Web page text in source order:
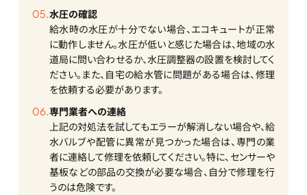
水圧の確認
給水時の水圧が十分でない場合、エコキュートが正常
に動作しません。水圧が低いと感じた場合は、地域の水
道局に問い合わせるか、水圧調整器の設置を検討してく
ださい。また、自宅の給水管に問題がある場合は、修理
を依頼する必要があります。
専門業者への連絡
上記の対処法を試してもエラーが解消しない場合や、給
水バルブや配管に異常が見つかった場合は、専門の業
者に連絡して修理を依頼してください。特に、センサーや
基板などの部品の交換が必要な場合、自分で修理を行
うのは危険です。